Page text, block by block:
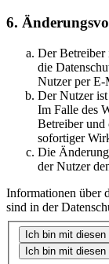
6.
Der Betreiber
die
Nutzer per
Der Nutzer
Im Falle des
Betreiber und
sofortiger
Die
der Nutzer
Informationen über
sind in der